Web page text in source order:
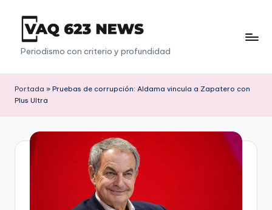
Saltar
contenido
V
a
q
6
Periodismo con criterio y profundidad
Portada » Pruebas de corrupción: Aldama vincula a Zapatero con
Plus Ultra